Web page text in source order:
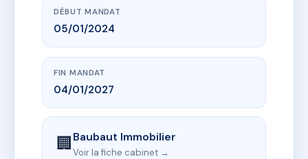
DÉBUT MANDAT
05/01/2024
FIN MANDAT
04/01/2027
🏢Baubaut Immobilier
Voir la fiche cabinet →